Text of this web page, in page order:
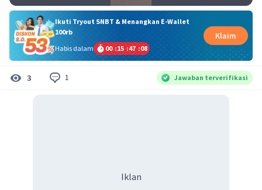
Ikuti Tryout SNBT & Menangkan E-Wallet
100rb
Habis dalam
00 :15 :47 :07
Klaim
3 1 Jawaban terverifikasi
Iklan